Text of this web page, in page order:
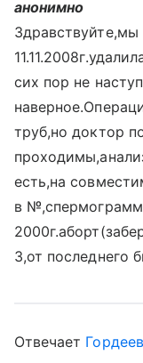
анонимно
Здравствуйте,мы
сих пор не
труб,но доктор
есть,на
в
3,от последнего
Отвечает